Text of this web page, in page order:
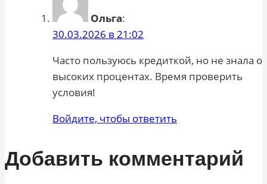
Ольга:
30.03.2026 в 21:02
Часто пользуюсь кредиткой, но не знала о
высоких процентах. Время проверить
условия!
Войдите, чтобы ответить
Добавить комментарий